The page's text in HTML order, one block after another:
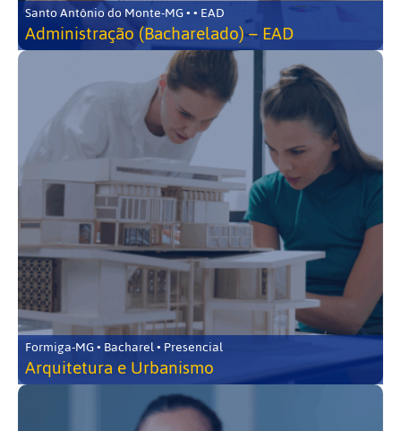
Santo Antônio do Monte-MG • • EAD
Administração (Bacharelado) – EAD
Formiga-MG • Bacharel • Presencial
Arquitetura e Urbanismo